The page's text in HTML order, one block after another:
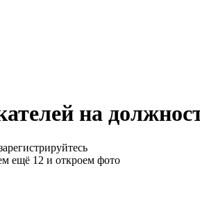
на
ещё 12 и откроем фото